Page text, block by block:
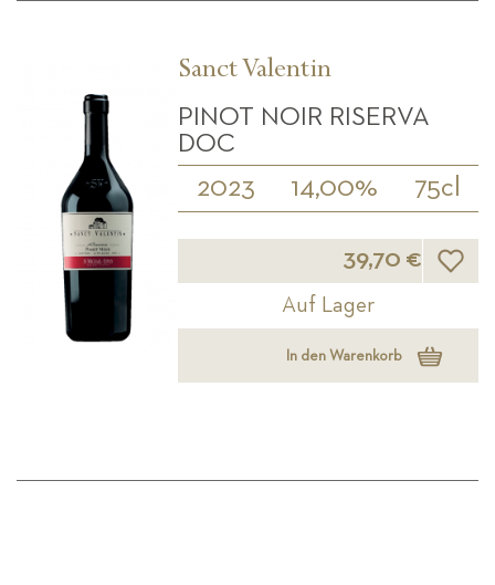
Sanct Valentin
PINOT NOIR RISERVA
DOC
2023 14,00% 75cl
39,70 €
Auf Lager
In den Warenkorb